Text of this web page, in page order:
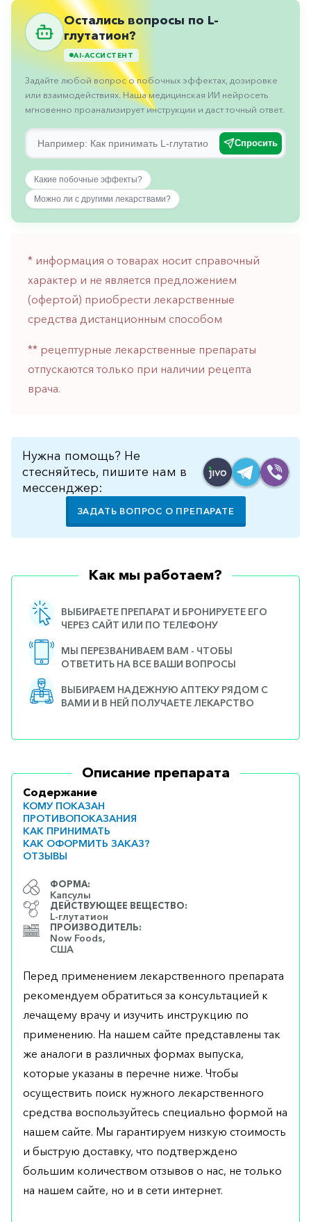
Противогрибковые
Противоопухолевые
Противоподагрические
Противорвотные
Противоэпилептические
Прочее
Пульмонология
Сердечные
Сосудистые
Урология
Ухо-
горло-
железа
Остались вопросы по L-
глутатион?
AI-АССИСТЕНТ
Задайте любой вопрос о побочных эффектах, дозировке
или взаимодействиях. Наша медицинская ИИ нейросеть
мгновенно проанализирует инструкции и даст точный ответ.
Спросить
Какие побочные эффекты?
Можно ли с другими лекарствами?
* информация о товарах носит справочный
характер и не является предложением
(офертой) приобрести лекарственные
средства дистанционным способом
** рецептурные лекарственные препараты
отпускаются только при наличии рецепта
врача.
Нужна помощь? Не
стесняйтесь, пишите нам в
мессенджер:
ЗАДАТЬ ВОПРОС О ПРЕПАРАТЕ
Как мы работаем?
ВЫБИРАЕТЕ ПРЕПАРАТ И БРОНИРУЕТЕ ЕГО
ЧЕРЕЗ САЙТ ИЛИ ПО ТЕЛЕФОНУ
МЫ ПЕРЕЗВАНИВАЕМ ВАМ - ЧТОБЫ
ОТВЕТИТЬ НА ВСЕ ВАШИ ВОПРОСЫ
ВЫБИРАЕМ НАДЕЖНУЮ АПТЕКУ РЯДОМ С
ВАМИ И В НЕЙ ПОЛУЧАЕТЕ ЛЕКАРСТВО
Описание препарата
Содержание
КОМУ ПОКАЗАН
ПРОТИВОПОКАЗАНИЯ
КАК ПРИНИМАТЬ
КАК ОФОРМИТЬ ЗАКАЗ?
ОТЗЫВЫ
ФОРМА:
Капсулы
ДЕЙСТВУЮЩЕЕ ВЕЩЕСТВО:
L-глутатион
ПРОИЗВОДИТЕЛЬ:
Now Foods,
США
Перед применением лекарственного препарата
рекомендуем обратиться за консультацией к
лечащему врачу и изучить инструкцию по
применению. На нашем сайте представлены так
же аналоги в различных формах выпуска,
которые указаны в перечне ниже. Чтобы
осуществить поиск нужного лекарственного
средства воспользуйтесь специально формой на
нашем сайте. Мы гарантируем низкую стоимость
и быструю доставку, что подтверждено
большим количеством отзывов о нас, не только
на нашем сайте, но и в сети интернет.